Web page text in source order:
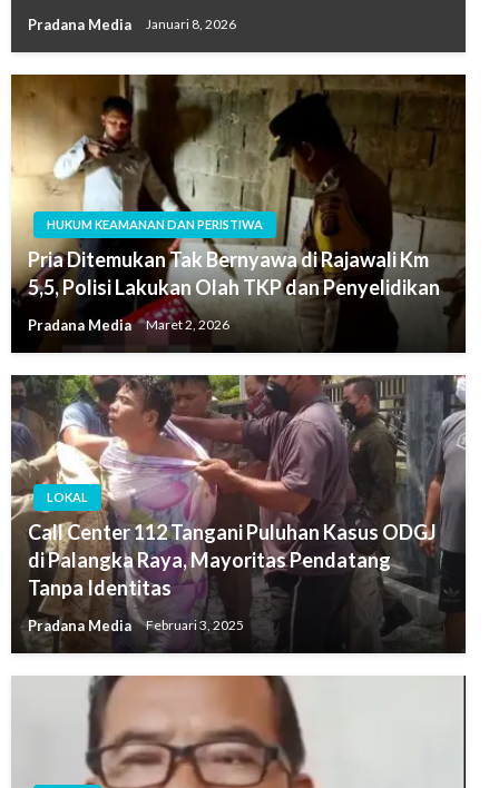
Pradana Media Januari 8, 2026
HUKUM KEAMANAN DAN PERISTIWA
Pria Ditemukan Tak Bernyawa di Rajawali Km
5,5, Polisi Lakukan Olah TKP dan Penyelidikan
Pradana Media Maret 2, 2026
LOKAL
Call Center 112 Tangani Puluhan Kasus ODGJ
di Palangka Raya, Mayoritas Pendatang
Tanpa Identitas
Pradana Media Februari 3, 2025